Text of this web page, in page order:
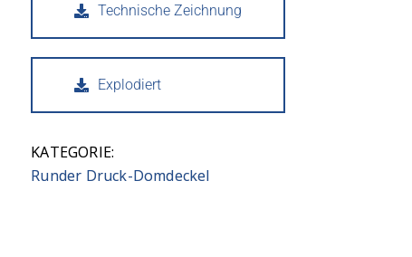
Technische Zeichnung
Explodiert
KATEGORIE:
Runder Druck-Domdeckel